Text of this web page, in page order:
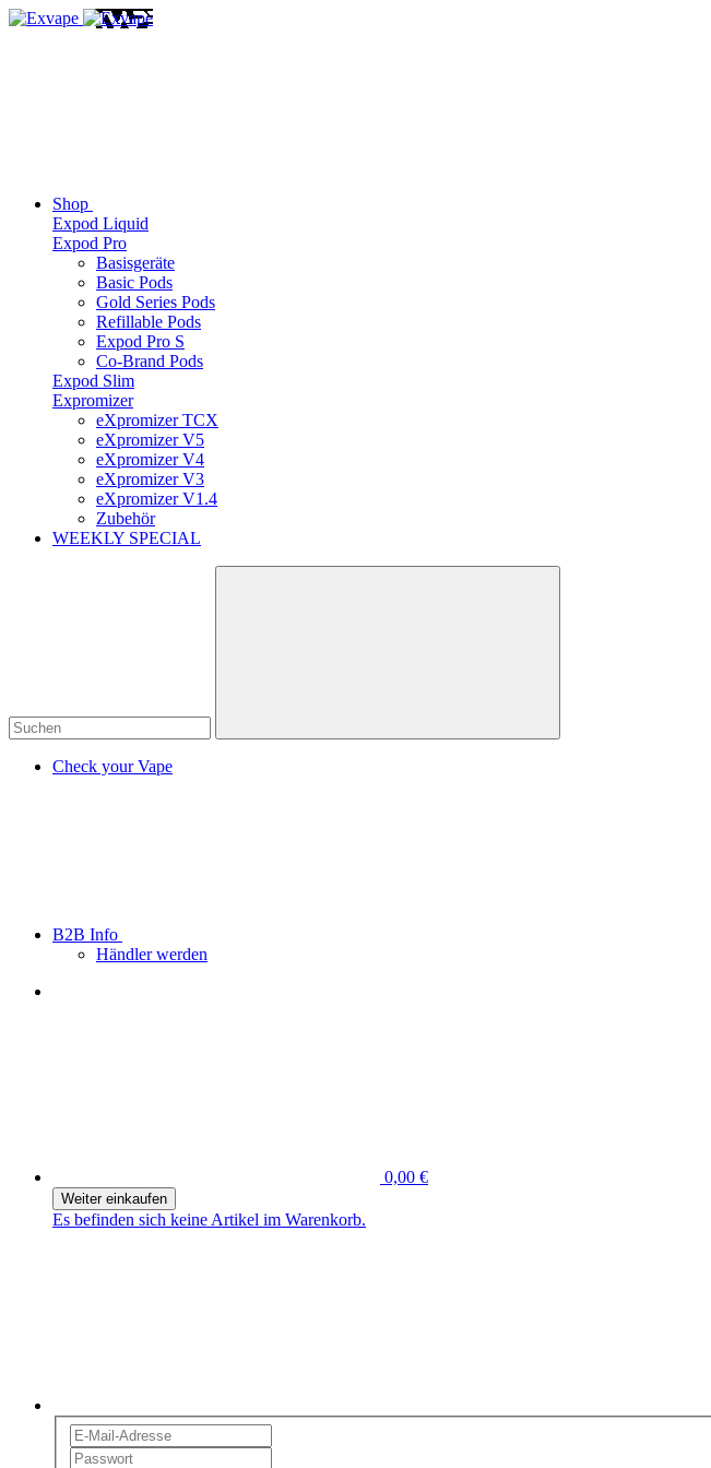
Shop
Expod Liquid
Expod Pro
Basisgeräte
Basic Pods
Gold Series Pods
Refillable Pods
Expod Pro S
Co-Brand Pods
Expod Slim
Expromizer
eXpromizer TCX
eXpromizer V5
eXpromizer V4
eXpromizer V3
eXpromizer V1.4
Zubehör
WEEKLY SPECIAL
Check your Vape
B2B Info
Händler werden
0,00 €
Weiter einkaufen
Es befinden sich keine Artikel im Warenkorb.